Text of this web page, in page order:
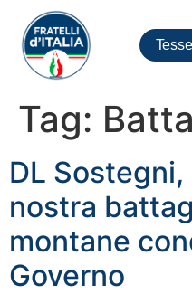
Tag:
DL
nostra
montane
Governo